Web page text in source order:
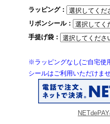
ラッピング：
リボンシール：
手提げ袋：
※ラッピングなし(ご自宅使
シールはご利用いただけま